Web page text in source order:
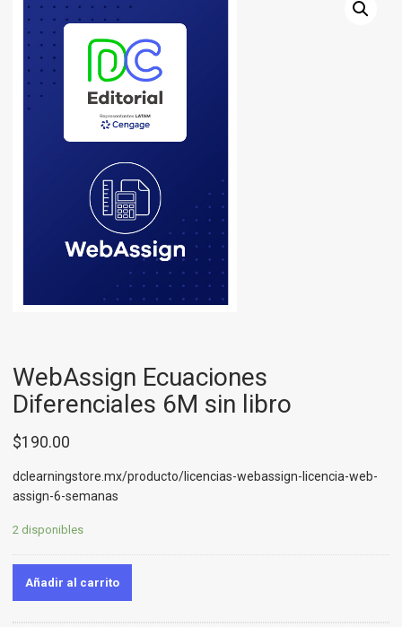
WebAssign Ecuaciones
Diferenciales 6M sin libro
$190.00
dclearningstore.mx/producto/licencias-webassign-licencia-web-
assign-6-semanas
2 disponibles
Añadir al carrito